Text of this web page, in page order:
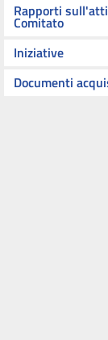
Rapporti
Comitato
Iniziative
Documenti